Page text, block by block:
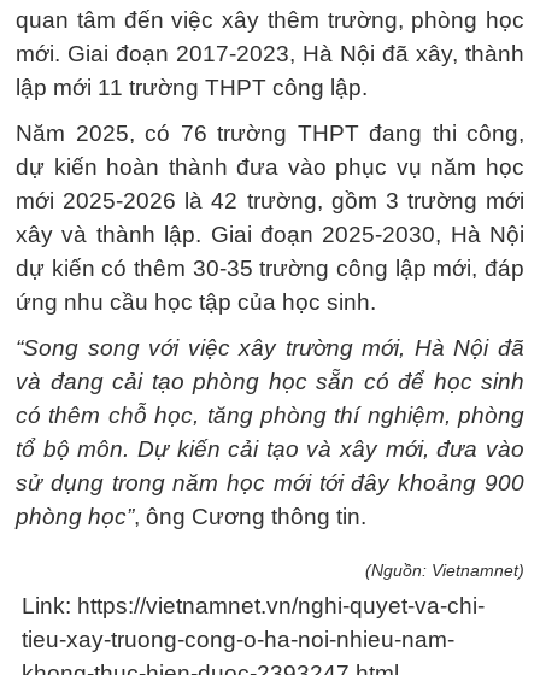
quan tâm đến việc xây thêm trường, phòng học
mới. Giai đoạn 2017-2023, Hà Nội đã xây, thành
lập mới 11 trường THPT công lập.
Năm 2025, có 76 trường THPT đang thi công,
dự kiến hoàn thành đưa vào phục vụ năm học
mới 2025-2026 là 42 trường, gồm 3 trường mới
xây và thành lập. Giai đoạn 2025-2030, Hà Nội
dự kiến có thêm 30-35 trường công lập mới, đáp
ứng nhu cầu học tập của học sinh.
“Song song với việc xây trường mới, Hà Nội đã
và đang cải tạo phòng học sẵn có để học sinh
có thêm chỗ học, tăng phòng thí nghiệm, phòng
tổ bộ môn. Dự kiến cải tạo và xây mới, đưa vào
sử dụng trong năm học mới tới đây khoảng 900
phòng học”, ông Cương thông tin.
(Nguồn: Vietnamnet)
Link: https://vietnamnet.vn/nghi-quyet-va-chi-
tieu-xay-truong-cong-o-ha-noi-nhieu-nam-